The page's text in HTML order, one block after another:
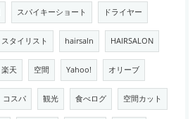
スパイキーショート ドライヤー
スタイリスト hairsaln HAIRSALON
楽天 空間 Yahoo! オリーブ
コスパ 観光 食べログ 空間カット